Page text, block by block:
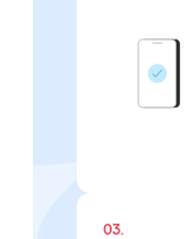
03.